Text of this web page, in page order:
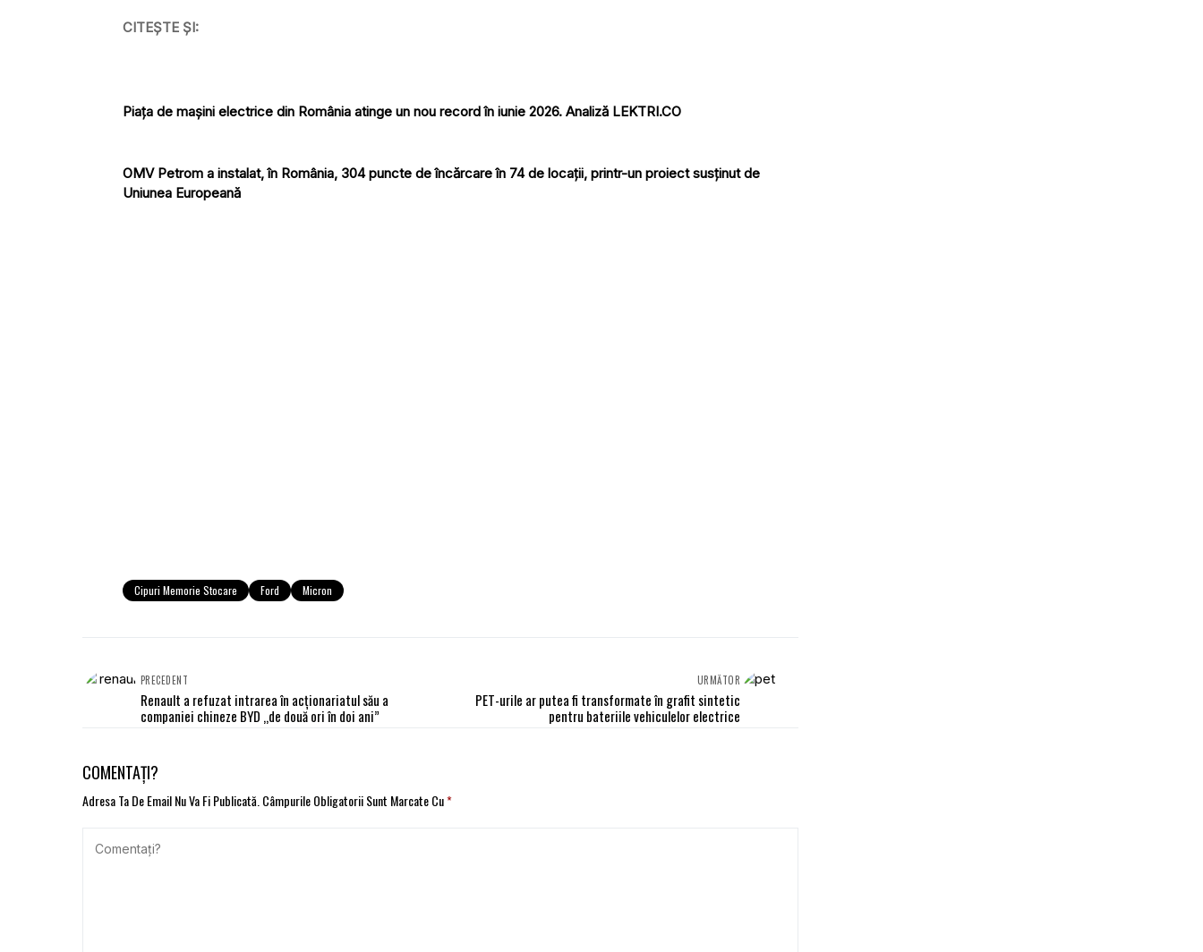
CITEȘTE ȘI:
Piața de mașini electrice din România atinge un nou record în iunie 2026. Analiză LEKTRI.CO
OMV Petrom a instalat, în România, 304 puncte de încărcare în 74 de locații, printr-un proiect susținut de
Uniunea Europeană
Cipuri Memorie Stocare Ford Micron
PRECEDENT
Renault a refuzat intrarea în acționariatul său a
companiei chineze BYD „de două ori în doi ani”
URMĂTOR
PET-urile ar putea fi transformate în grafit sintetic
pentru bateriile vehiculelor electrice
COMENTAȚI?
Adresa Ta De Email Nu Va Fi Publicată. Câmpurile Obligatorii Sunt Marcate Cu*